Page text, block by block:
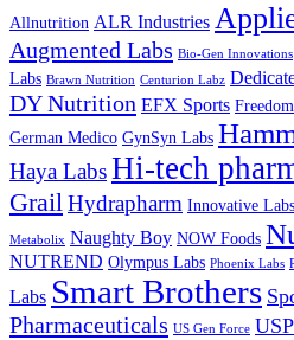
Allnutrition ALR Industries
Augmented Labs Bio-Gen Innovations
Labs Brawn Nutrition Centurion Labz
DY Nutrition EFX Sports
German Medico GynSyn Labs
Haya LabsHi-tech
GrailHydrapharm Innovative Labs
Metabolix Naughty Boy NOW Foods
NUTREND Olympus Labs Phoenix Labs
Labs Smart Brothers
Pharmaceuticals US Gen Force